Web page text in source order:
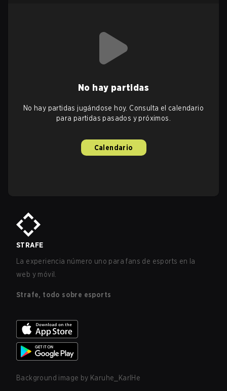
No hay partidas
No hay partidas jugándose hoy. Consulta el calendario
para partidas pasados y próximos.
Calendario
STRAFE
La experiencia número uno para fans de esports en la
web y móvil.
Strafe, todo sobre esports
Background image by Karuhe_KarlHe